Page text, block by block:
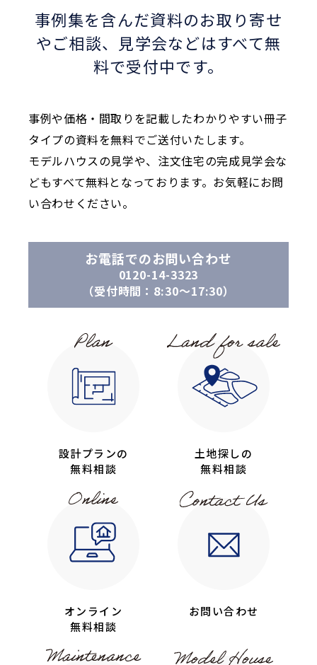
事例集を含んだ資料のお取り寄せ
やご相談、
見学会などはすべて無
料で受付中です。
事例や価格・間取りを記載したわかりやすい冊子
タイプの資料を無料でご送付いたします。
モデルハウスの見学や、注文住宅の完成見学会な
どもすべて無料となっております。お気軽にお問
い合わせください。
お電話でのお問い合わせ
0120-14-3323
（受付時間：8:30〜17:30）
設計プランの
無料相談
土地探しの
無料相談
オンライン
無料相談
お問い合わせ